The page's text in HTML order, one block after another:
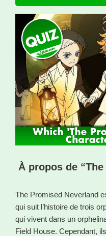
À propos de
The Promised Neverland
qui suit l’histoire de trois
qui vivent dans un
Field House. Cependant,